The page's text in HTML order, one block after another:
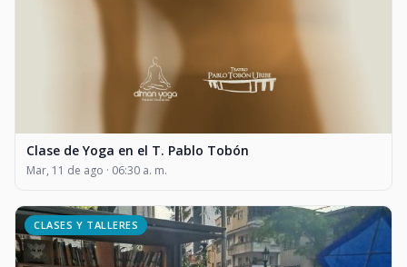
Clase de Yoga en el T. Pablo Tobón
Mar, 11 de ago · 06:30 a. m.
CLASES Y TALLERES